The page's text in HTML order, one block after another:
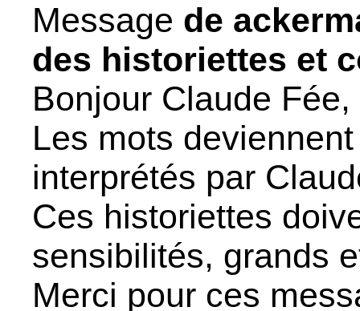
Message de
des historiettes et
Bonjour Claude
Les mots
interprétés par
Ces historiettes
sensibilités, grands
Merci pour ces